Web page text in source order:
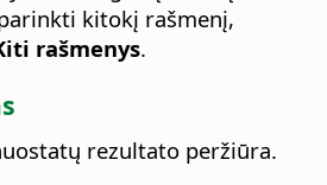
kitokį rašmenį,
rašmenys.
rezultato peržiūra.